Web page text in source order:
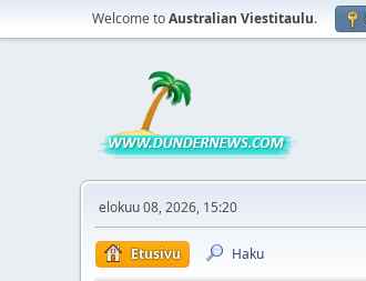
Welcome toAustralian Viestitaulu.
elokuu 08, 2026, 15:20
Etusivu Haku